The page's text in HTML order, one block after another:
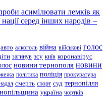
асимілювати лемків як
серед інших народів –
авто алкоголь війна військові голос
загинув зсу київ коронавірус
новини тернополя новини
політика поліція прокуратура
смерть спорт суд тернопілля
україна чортків